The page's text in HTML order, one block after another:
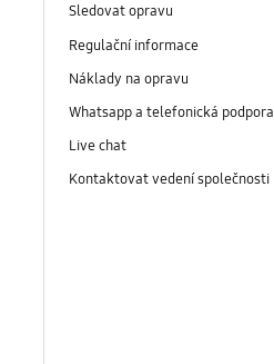
Sledovat opravu
Regulační informace
Náklady na opravu
Whatsapp a telefonická podpora
Live chat
Kontaktovat vedení společnosti